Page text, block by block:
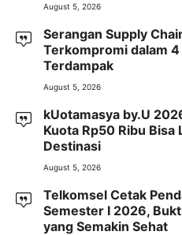
August 5, 2026
Serangan Supply
Terkompromi dalam
Terdampak
August 5, 2026
kUotamasya by.U
Kuota Rp50 Ribu Bisa
Destinasi
August 5, 2026
Telkomsel Cetak
Semester I 2026,
yang Semakin Sehat